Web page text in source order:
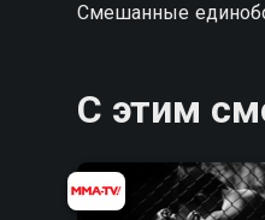
Смешанные
С этим